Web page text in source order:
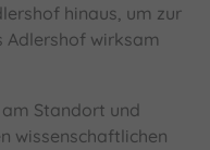
hinaus, um zur
Adlershof wirksam
Standort und
wissenschaftlichen